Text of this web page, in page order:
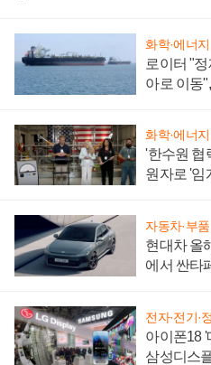
화학·에너지
로이터 "
아로 이동
화학·에너지
'한수원 협
원자로 '임
자동차·부품
현대차 올
에서 싼타
전자·전기·
아이폰18 '
삼성디스